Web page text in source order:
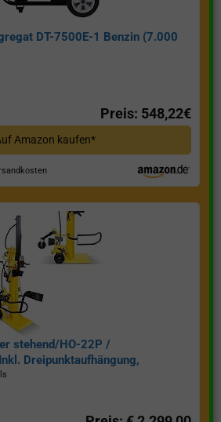
DT-7500E-1 Benzin (7.000
Preis: 548,22€
Amazon kaufen*
stehend/HO-22P /
Dreipunktaufhängung,